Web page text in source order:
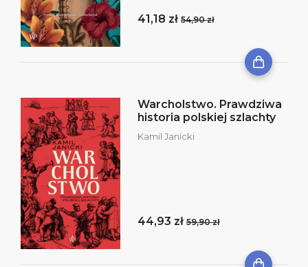
41,18 zł 54,90 zł
Warcholstwo. Prawdziwa
historia polskiej szlachty
Kamil Janicki
44,93 zł 59,90 zł